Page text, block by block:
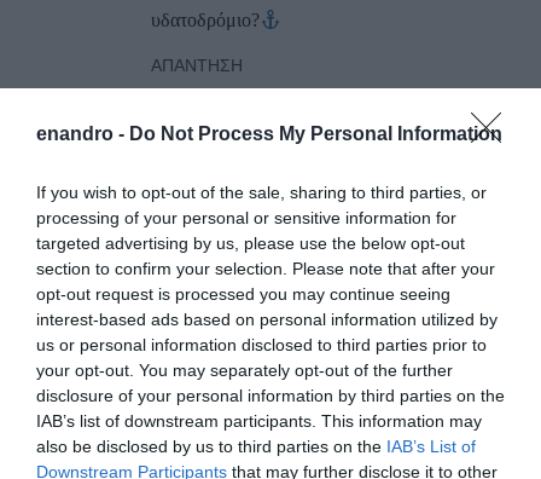
enandro - Do Not Process My Personal Information
If you wish to opt-out of the sale, sharing to third parties, or
processing of your personal or sensitive information for
targeted advertising by us, please use the below opt-out
section to confirm your selection. Please note that after your
opt-out request is processed you may continue seeing
interest-based ads based on personal information utilized by
us or personal information disclosed to third parties prior to
your opt-out. You may separately opt-out of the further
disclosure of your personal information by third parties on the
IAB’s list of downstream participants. This information may
also be disclosed by us to third parties on the IAB’s List of
Downstream Participants that may further disclose it to other
υδατοδρόμιο?
ΑΠΆΝΤΗΣΗ
ΑΦΉΣΤΕ ΈΝΑ ΣΧΌΛΙΟ
Η ηλ. διεύθυνση σας δεν δημοσιεύεται. Τα υποχρεωτικά πεδία
σημειώνονται με*